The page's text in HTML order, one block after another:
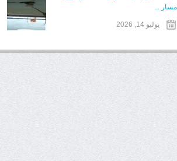
مسار ...
يوليو 14, 2026